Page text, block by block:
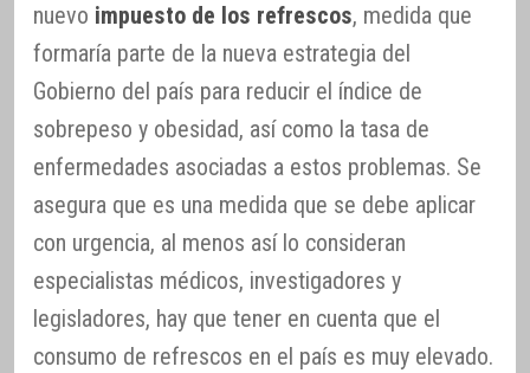
nuevo impuesto de los refrescos, medida que
formaría parte de la nueva estrategia del
Gobierno del país para reducir el índice de
sobrepeso y obesidad, así como la tasa de
enfermedades asociadas a estos problemas. Se
asegura que es una medida que se debe aplicar
con urgencia, al menos así lo consideran
especialistas médicos, investigadores y
legisladores, hay que tener en cuenta que el
consumo de refrescos en el país es muy elevado.